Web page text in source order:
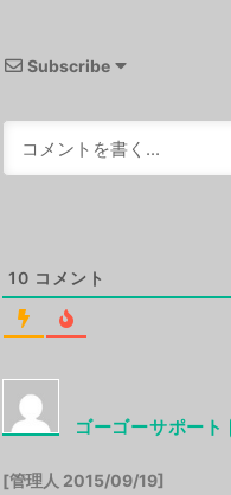
Subscribe
10 コメント
ゴーゴーサポート
[管理人 2015/09/19]